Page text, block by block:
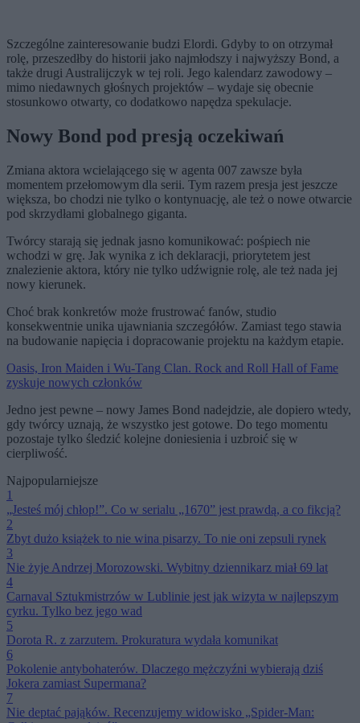
Szczególne zainteresowanie budzi Elordi. Gdyby to on otrzymał
rolę, przeszedłby do historii jako najmłodszy i najwyższy Bond, a
także drugi Australijczyk w tej roli. Jego kalendarz zawodowy –
mimo niedawnych głośnych projektów – wydaje się obecnie
stosunkowo otwarty, co dodatkowo napędza spekulacje.
Nowy Bond pod presją oczekiwań
Zmiana aktora wcielającego się w agenta 007 zawsze była
momentem przełomowym dla serii. Tym razem presja jest jeszcze
większa, bo chodzi nie tylko o kontynuację, ale też o nowe otwarcie
pod skrzydłami globalnego giganta.
Twórcy starają się jednak jasno komunikować: pośpiech nie
wchodzi w grę. Jak wynika z ich deklaracji, priorytetem jest
znalezienie aktora, który nie tylko udźwignie rolę, ale też nada jej
nowy kierunek.
Choć brak konkretów może frustrować fanów, studio
konsekwentnie unika ujawniania szczegółów. Zamiast tego stawia
na budowanie napięcia i dopracowanie projektu na każdym etapie.
Oasis, Iron Maiden i Wu-Tang Clan. Rock and Roll Hall of Fame
zyskuje nowych członków
Jedno jest pewne – nowy James Bond nadejdzie, ale dopiero wtedy,
gdy twórcy uznają, że wszystko jest gotowe. Do tego momentu
pozostaje tylko śledzić kolejne doniesienia i uzbroić się w
cierpliwość.
Najpopularniejsze
1
„Jesteś mój chłop!”. Co w serialu „1670” jest prawdą, a co fikcją?
2
Zbyt dużo książek to nie wina pisarzy. To nie oni zepsuli rynek
3
Nie żyje Andrzej Morozowski. Wybitny dziennikarz miał 69 lat
4
Carnaval Sztukmistrzów w Lublinie jest jak wizyta w najlepszym
cyrku. Tylko bez jego wad
5
Dorota R. z zarzutem. Prokuratura wydała komunikat
6
Pokolenie antybohaterów. Dlaczego mężczyźni wybierają dziś
Jokera zamiast Supermana?
7
Nie deptać pająków. Recenzujemy widowisko „Spider-Man: